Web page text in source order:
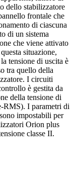
dello stabilizzatore
frontale che
di ciascuna
di un sistema
che viene attivato
situazione,
tensione di uscita è
tra quello della
I circuiti
è gestita da
della tensione di
RMS). I parametri di
impostabili per
Orion plus
classe II.